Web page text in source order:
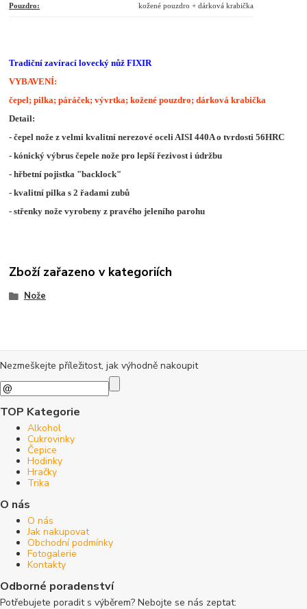
Pouzdro: kožené pouzdro + dárková krabička
Tradiční zavírací lovecký nůž FIXIR
VYBAVENÍ:
čepel; pilka; páráček; vývrtka; kožené pouzdro; dárková krabička
Detail:
- čepel nože z velmi kvalitní nerezové oceli AISI 440A o tvrdosti 56HRC
- kónický výbrus čepele nože pro lepší řezivost i údržbu
- hřbetní pojistka "backlock"
- kvalitní pilka s 2 řadami zubů
- střenky nože vyrobeny z pravého jeleního parohu
Zboží zařazeno v kategoriích
Nože
Nezmeškejte příležitost, jak výhodně nakoupit
TOP Kategorie
Alkohol
Cukrovinky
Čepice
Hodinky
Hračky
Trika
O nás
O nás
Jak nakupovat
Obchodní podmínky
Fotogalerie
Kontakty
Odborné poradenství
Potřebujete poradit s výběrem? Nebojte se nás zeptat: